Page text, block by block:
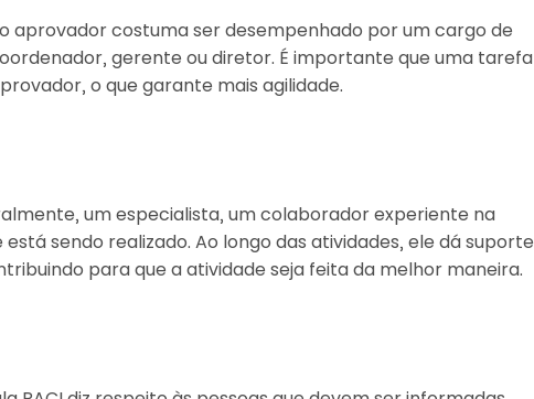
aprovador costuma ser desempenhado por um cargo de
gerente ou diretor. É importante que uma tarefa
o que garante mais agilidade.
um especialista, um colaborador experiente na
sendo realizado. Ao longo das atividades, ele dá suporte
para que a atividade seja feita da melhor maneira.